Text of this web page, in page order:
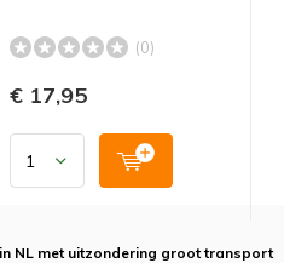
(0)
€ 17,95
NL met uitzondering groot transport